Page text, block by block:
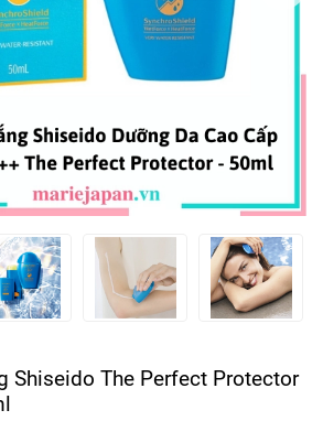
Shiseido The Perfect Protector